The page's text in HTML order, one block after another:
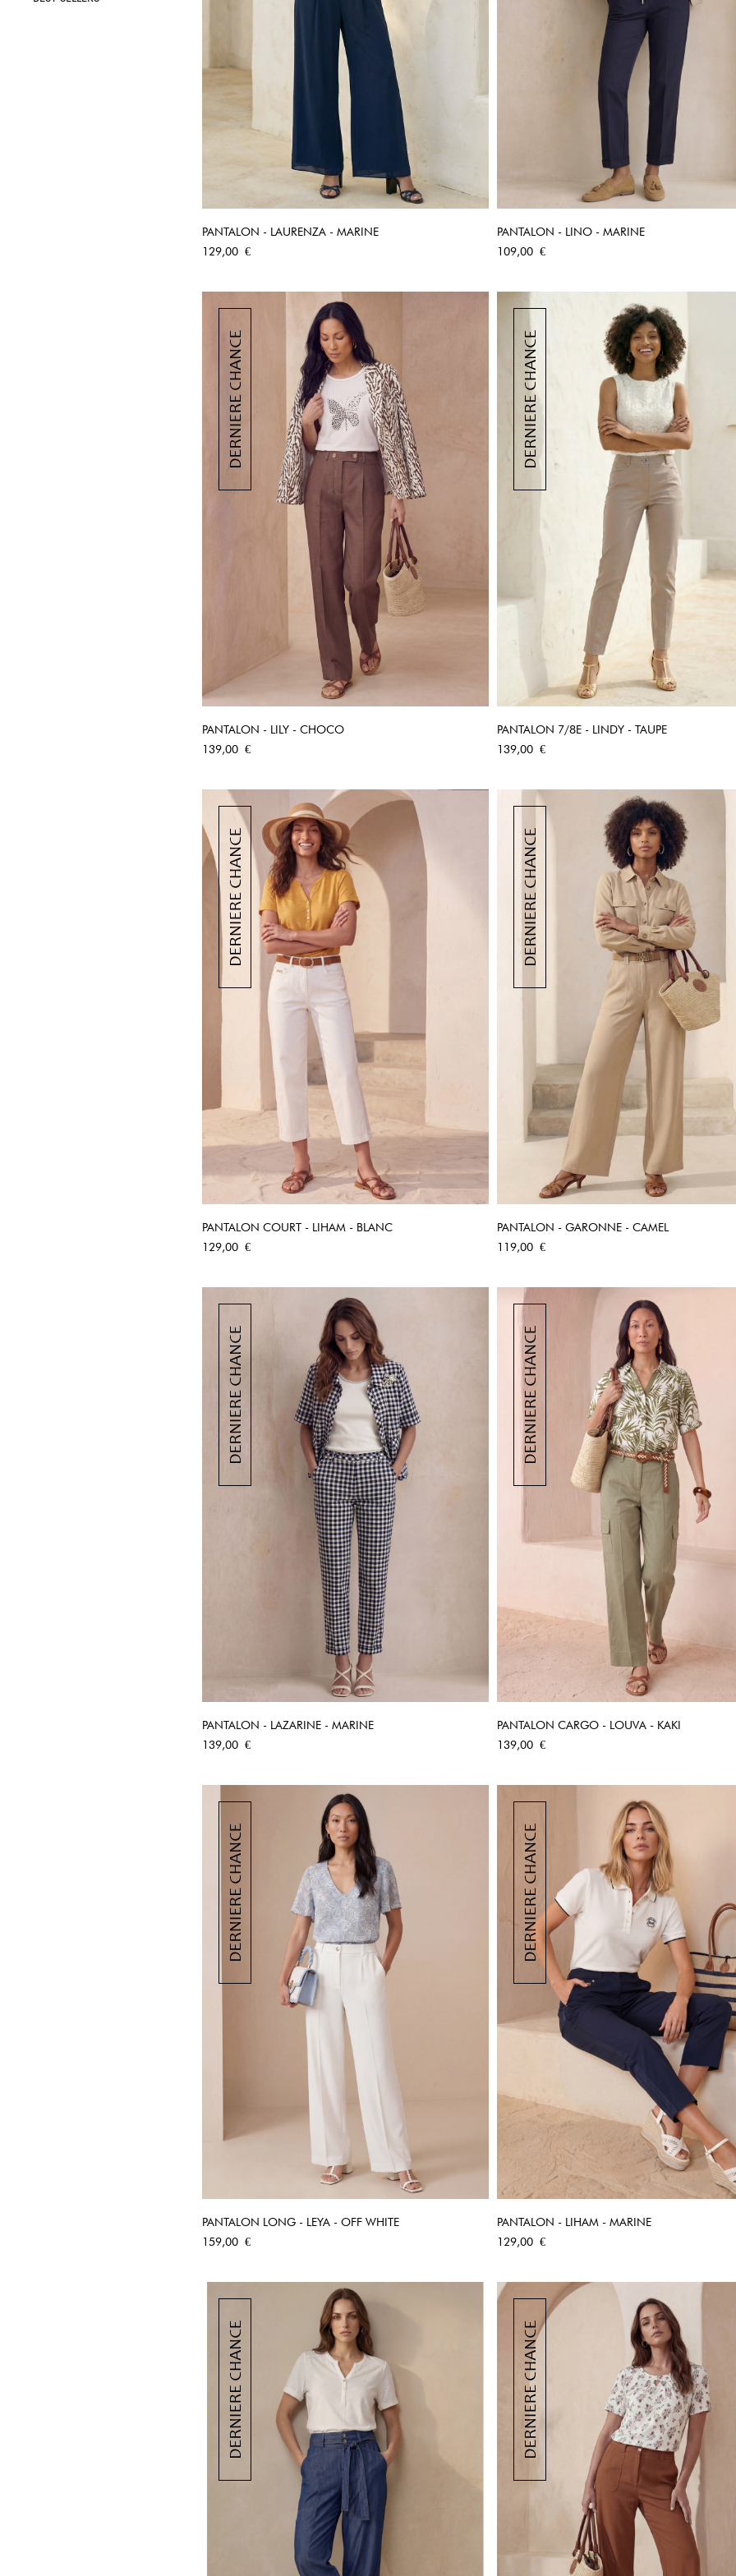
PANTALON - LAURENZA - MARINE
Prix
129,00 €
PANTALON - LINO - MARINE
Prix
109,00 €
PANTALON - LILY - CHOCO
Prix
139,00 €
PANTALON 7/8E - LINDY - TAUPE
Prix
139,00 €
PANTALON COURT - LIHAM - BLANC
Prix
129,00 €
PANTALON - GARONNE - CAMEL
Prix
119,00 €
PANTALON - LAZARINE - MARINE
Prix
139,00 €
PANTALON CARGO - LOUVA - KAKI
Prix
139,00 €
PANTALON LONG - LEYA - OFF WHITE
Prix
159,00 €
PANTALON - LIHAM - MARINE
Prix
129,00 €